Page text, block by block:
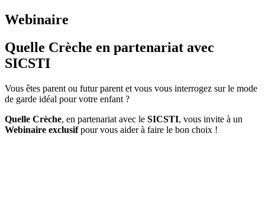
Webinaire
Quelle Crèche en partenariat avec
SICSTI
Vous êtes parent ou futur parent et vous vous interrogez sur le mode
de garde idéal pour votre enfant ?
Quelle Crèche, en partenariat avec le SICSTI, vous invite à un
Webinaire exclusifpour vous aider à faire le bon choix !